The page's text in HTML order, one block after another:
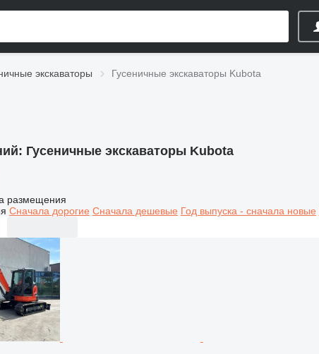
экскаваторы Гусеничные экскаваторы Kubota
Гусеничные экскаваторы Kubota
размещения
Сначала дорогие Сначала дешевые Год выпуска - сначала новые